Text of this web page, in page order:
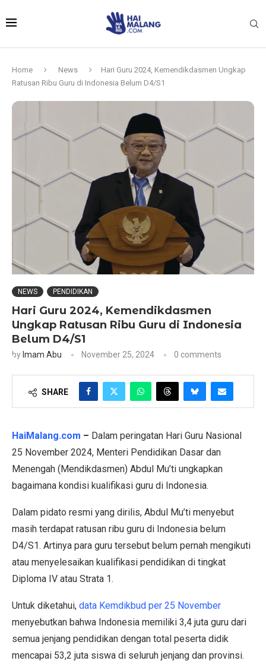
Home News
Hari Guru 2024, Kemendikdasmen Ungkap
Ratusan Ribu Guru di Indonesia Belum D4/S1
NEWS PENDIDIKAN
Hari Guru 2024, Kemendikdasmen
Ungkap Ratusan Ribu Guru di Indonesia
Belum D4/S1
byImam Abu November 25, 2024 0 comments
SHARE
HaiMalang.com – Dalam peringatan Hari Guru Nasional
25 November 2024, Menteri Pendidikan Dasar dan
Menengah (Mendikdasmen) Abdul Mu’ti ungkapkan
bagaimana kondisi kualifikasi guru di Indonesia.
Dalam pidato resmi yang dirilis, Abdul Mu’ti menyebut
masih terdapat ratusan ribu guru di Indonesia belum
D4/S1. Artinya para guru tersebut belum pernah mengikuti
atau menyelesaikan kualifikasi pendidikan di tingkat
Diploma IV atau Strata 1.
Untuk diketahui, data Kemdikbud per 25 November
menyebutkan bahwa Indonesia memiliki 3,4 juta guru dari
semua jenjang pendidikan dengan total peserta didik
mencapai 53,2 juta siswa di seluruh jenjang dan provinsi.